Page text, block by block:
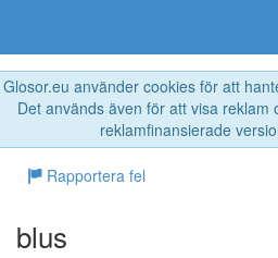
Glosor.eu använder cookies för att
Det används även för att visa
reklamfinansierade
Rapportera fel
blus